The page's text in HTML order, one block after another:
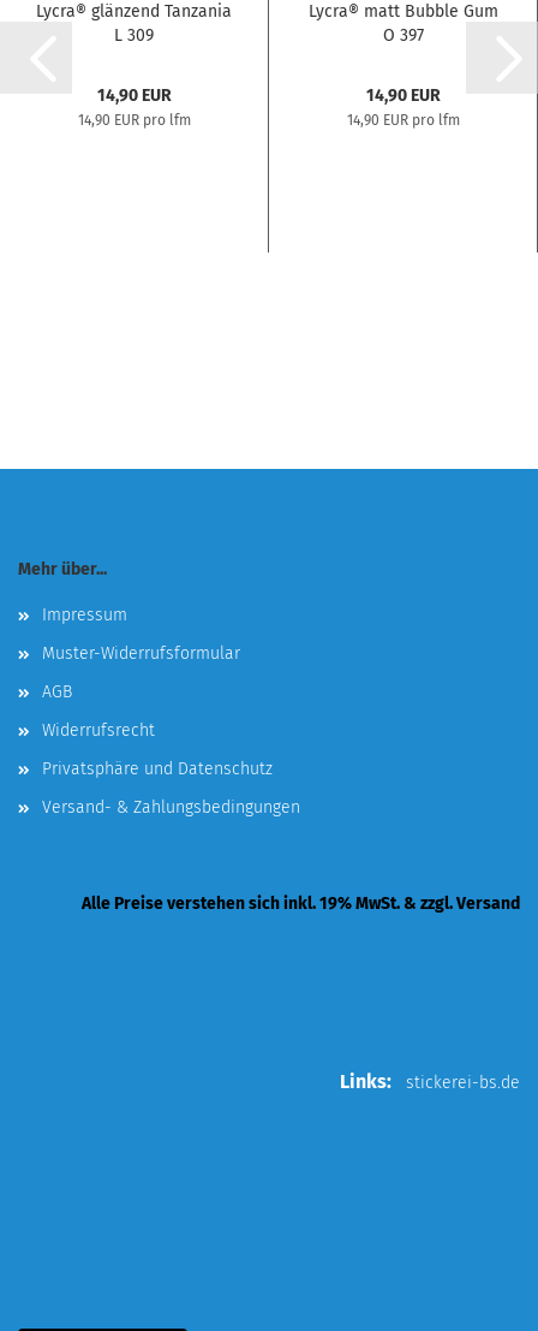
Lycra® glänzend Tanzania
L 309
14,90 EUR
14,90 EUR pro lfm
Lycra® matt Bubble Gum
O 397
14,90 EUR
14,90 EUR pro lfm
Mehr über...
Impressum
Muster-Widerrufsformular
AGB
Widerrufsrecht
Privatsphäre und Datenschutz
Versand- & Zahlungsbedingungen
Alle Preise verstehen sich inkl. 19% MwSt. & zzgl. Versand
Links: stickerei-bs.de